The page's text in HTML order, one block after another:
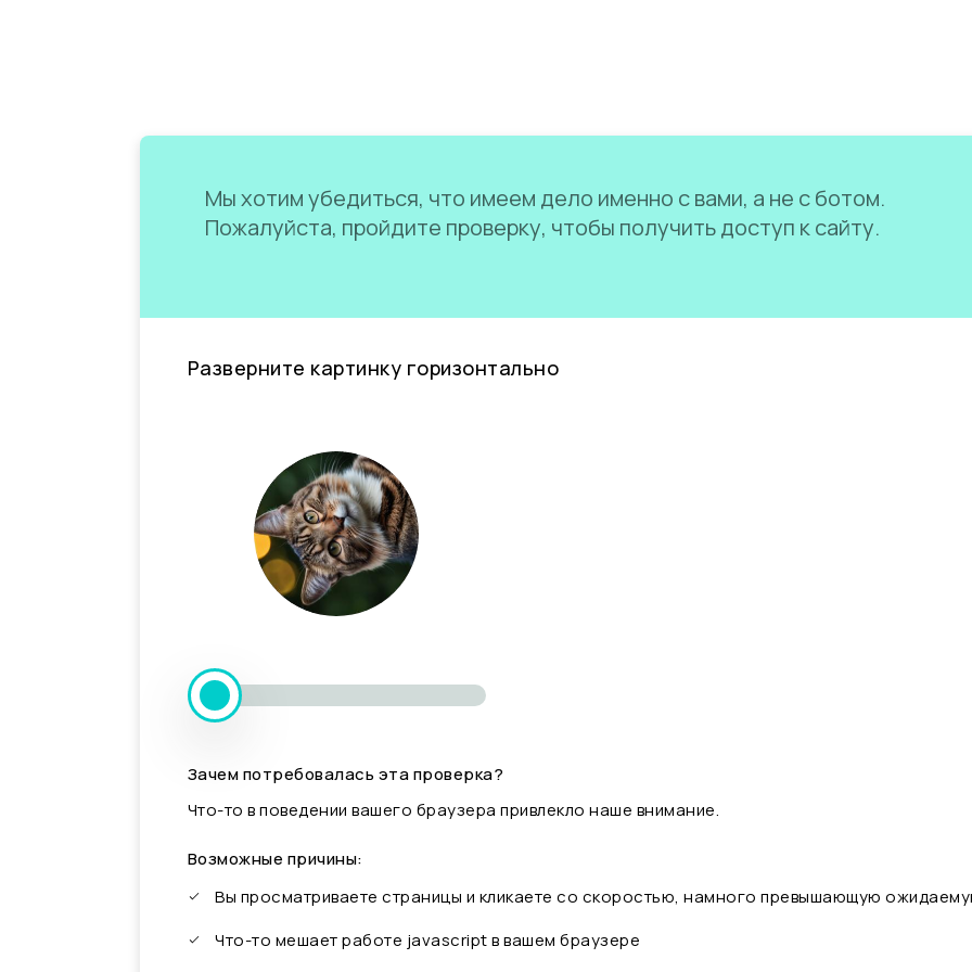
Мы хотим убедиться, что имеем дело именно с вами, а не с ботом.
Пожалуйста, пройдите проверку, чтобы получить доступ к сайту.
Разверните картинку горизонтально
Зачем потребовалась эта проверка?
Что-то в поведении вашего браузера привлекло наше внимание.
Возможные причины:
Вы просматриваете страницы и кликаете со скоростью, намного превышающую
Что-то мешает работе javascript в вашем браузере